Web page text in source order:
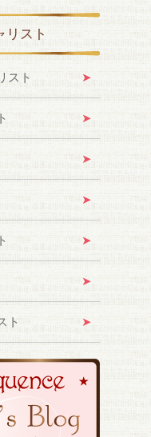
リスト
スト
ト